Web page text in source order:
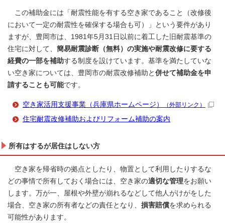
この補助金には「耐震性能を有する空き家であること（改修後
において一定の耐震性を確保する場合も可）」という要件があり
ますが、豊岡市は、1981年5月31日以前に着工した旧耐震基準の
住宅に対して、 簡易耐震診断（無料）の実施や耐震改修に要する
経費の一部を補助する制度を設けています。基準を満たしていな
い空き家については、豊岡市の耐震改修補助と 併せて補助金を申
請することも可能です。
空き家活用支援事業（兵庫県ホームページ） （外部リンク）
住宅耐震改修補助およびリフォーム補助の案内
所有はするが居住はしない方
空き家を帰省時の拠点としたり、物置として利用したりするな
どの事情で所有しておく場合には、空き家の適切な管理をお願い
します。万が一、屋根や外壁が崩れるなどして他人がけがをした
場合、空き家の所有者などの責任となり、 損害賠償を求められる
可能性があります。